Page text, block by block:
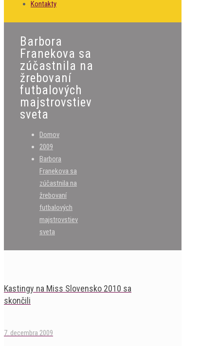
Kontakty
Barbora
Franekova sa
zúčastnila na
žrebovaní
futbalových
majstrovstiev
sveta
Domov
2009
Barbora
Franekova sa
zúčastnila na
žrebovaní
futbalových
majstrovstiev
sveta
Kastingy na Miss Slovensko 2010 sa
skončili
7. decembra 2009